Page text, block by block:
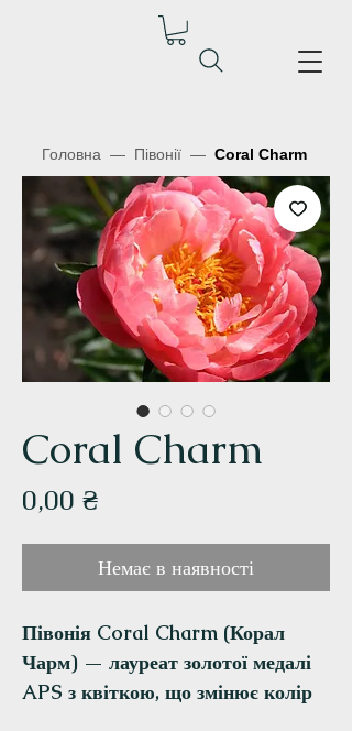
Головна — Півонії — Coral Charm
Coral Charm
0,00 ₴Ціна
Немає в наявності
Півонія Coral Charm (Корал
Чарм) — лауреат золотої медалі
APS з квіткою, що змінює колір